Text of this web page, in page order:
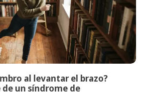
al levantar el brazo?
un síndrome de